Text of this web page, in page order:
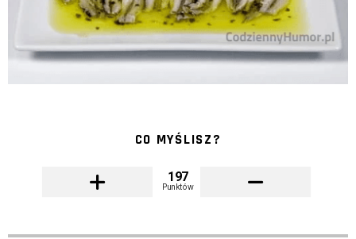
CO MYŚLISZ?
197
Punktów